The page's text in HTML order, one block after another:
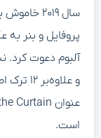
سال ۲۰۱۹
پروفایل و بنر
و
است.